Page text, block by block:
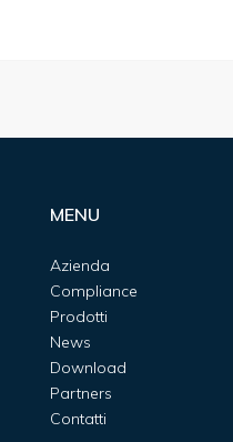
MENU
Azienda
Compliance
Prodotti
News
Download
Partners
Contatti